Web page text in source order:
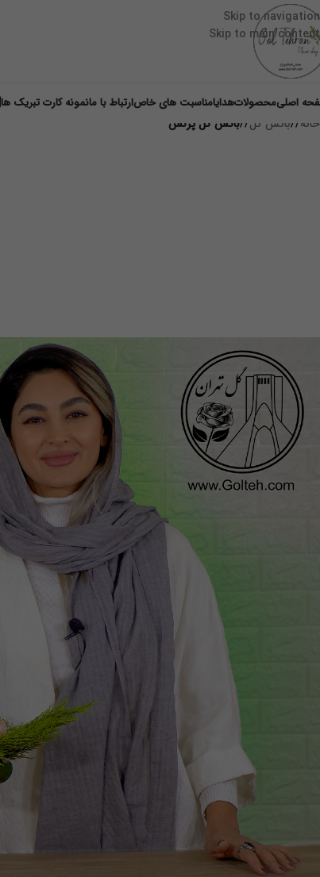
Skip to navigation
Skip to main content
اصلیمحصولاتهدایامناسبت های خاصارتباط با مانمونه کارت تبریک ها
خانه/ باکس گل/ باکس گل پرنس